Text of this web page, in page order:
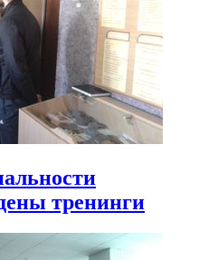
тренинги